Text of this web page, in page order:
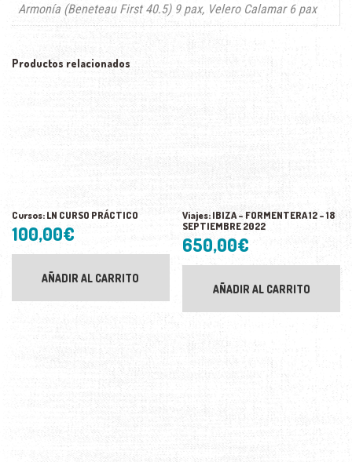
Armonía (Beneteau First 40.5) 9 pax, Velero Calamar 6 pax
Productos relacionados
Cursos: LN CURSO PRÁCTICO
100,00€
AÑADIR AL CARRITO
Viajes: IBIZA – FORMENTERA 12 – 18
SEPTIEMBRE 2022
650,00€
AÑADIR AL CARRITO